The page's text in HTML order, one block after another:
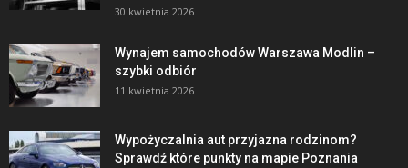
30 kwietnia 2026
Wynajem samochodów Warszawa Modlin –
szybki odbiór
11 kwietnia 2026
Wypożyczalnia aut przyjazna rodzinom?
Sprawdź które punkty na mapie Poznania